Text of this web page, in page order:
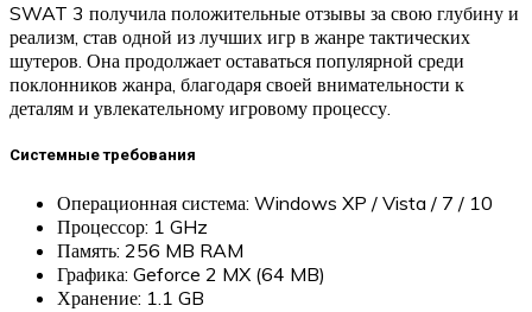
SWAT 3 получила положительные отзывы за свою глубину и
реализм, став одной из лучших игр в жанре тактических
шутеров. Она продолжает оставаться популярной среди
поклонников жанра, благодаря своей внимательности к
деталям и увлекательному игровому процессу.
Системные требования
Операционная система: Windows XP / Vista / 7 / 10
Процессор: 1 GHz
Память: 256 MB RAM
Графика: Geforce 2 MX (64 MB)
Хранение: 1.1 GB